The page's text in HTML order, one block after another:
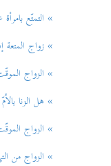
» التمتّع بامرأة
» زواج المتعة
» الزواج الموقّت
» هل الزنا بالاُمّ
» الزواج الموقّت
» الزواج من التي